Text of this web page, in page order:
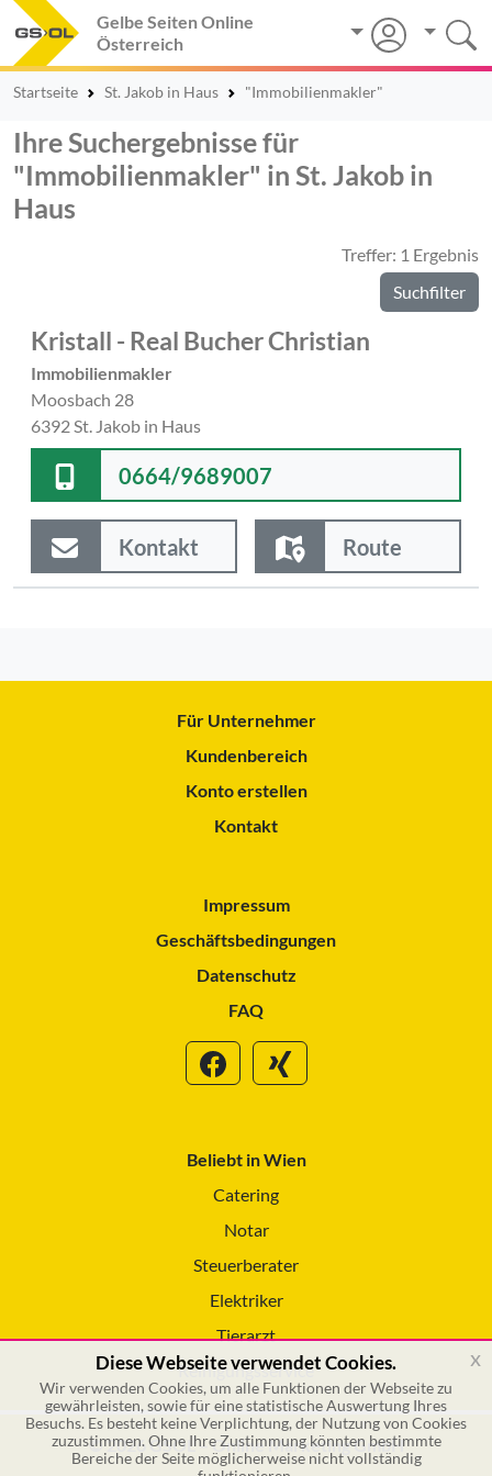
Gelbe Seiten Online
Österreich
Startseite St. Jakob in Haus "Immobilienmakler"
Ihre Suchergebnisse für
"Immobilienmakler" in St. Jakob in
Haus
Treffer: 1 Ergebnis
Suchfilter
Kristall - Real Bucher Christian
Immobilienmakler
Moosbach 28
6392 St. Jakob in Haus
0664/9689007
Kontakt Route
Für Unternehmer
Kundenbereich
Konto erstellen
Kontakt
Impressum
Geschäftsbedingungen
Datenschutz
FAQ
Beliebt in Wien
Catering
Notar
Steuerberater
Elektriker
Tierarzt
Reinigungsservice
© 2026 GSOL – Online Marketing GmbH
Diese Webseite verwendet Cookies.
Wir verwenden Cookies, um alle Funktionen der Webseite zu
gewährleisten, sowie für eine statistische Auswertung Ihres
Besuchs. Es besteht keine Verplichtung, der Nutzung von Cookies
zuzustimmen. Ohne Ihre Zustimmung könnten bestimmte
Bereiche der Seite möglicherweise nicht vollständig
x